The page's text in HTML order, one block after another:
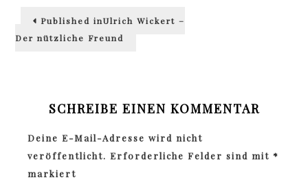
Beitragsnavigation
Published inUlrich Wickert –
Der nützliche Freund
SCHREIBE EINEN KOMMENTAR
Deine E-Mail-Adresse wird nicht
veröffentlicht. Erforderliche Felder sind mit *
markiert